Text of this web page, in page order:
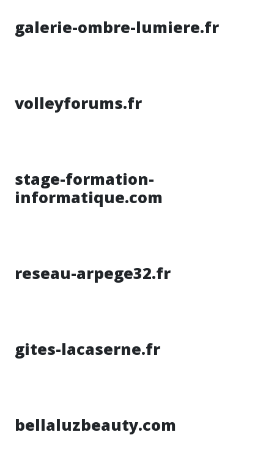
galerie-ombre-lumiere.fr
volleyforums.fr
stage-formation-
informatique.com
reseau-arpege32.fr
gites-lacaserne.fr
bellaluzbeauty.com